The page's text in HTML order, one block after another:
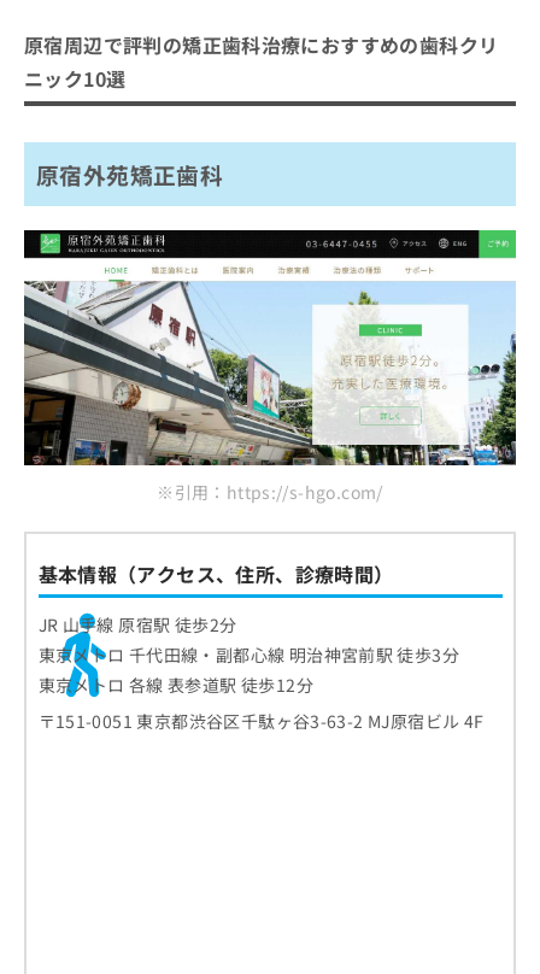
K Braces矯正歯科 原宿駅前
神宮前矯正歯科
原宿プラス歯科・矯正歯科
表参道ヒカリデンタル矯正歯科
杉山矯正歯科医院
表参道矯正歯科
原宿ファースト歯科
表参道デンタルオフィス
表参道高柳矯正歯科
まとめ：原宿周辺で評判の矯正歯科治療におす
すめの歯科クリニック10選
原宿周辺で評判の矯正歯科治療におすすめの歯科クリ
ニック10選
原宿外苑矯正歯科
※引用：https://s-hgo.com/
基本情報（アクセス、住所、診療時間）
JR 山手線 原宿駅 徒歩2分
東京メトロ 千代田線・副都心線 明治神宮前駅 徒歩3分
東京メトロ 各線 表参道駅 徒歩12分
〒151-0051 東京都渋谷区千駄ヶ谷3-63-2 MJ原宿ビル 4F
症状
のご
相談
など
きま
ので
ださ
い。
拡
の
申
し
込
み
は
こ
ち
ら
掲
載
情
報
の
は
ち
ら
そ
の
の
ご
請
求
ち
ら
無
料
情
報
拡
充
の
お
申
み
こ
ち
ら